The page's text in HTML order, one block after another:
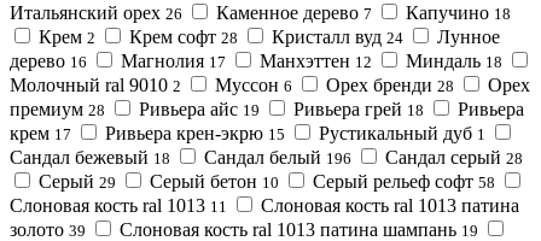
Итальянский орех 26 Каменное дерево 7 Капучино 18
Крем 2 Крем софт 28 Кристалл вуд 24
Лунное
дерево 16 Магнолия 17 Манхэттен 12 Миндаль 18
Молочный ral 9010 2 Муссон 6 Орех бренди 28
Орех
премиум 28 Ривьера айс 19 Ривьера грей 18
Ривьера
крем 17 Ривьера крен-экрю 15 Рустикальный дуб 1
Сандал бежевый 18 Сандал белый 196 Сандал серый 28
Серый 29 Серый бетон 10 Серый рельеф софт 58
Слоновая кость ral 1013 11
Слоновая кость ral 1013 патина
золото 39 Слоновая кость ral 1013 патина шампань 19